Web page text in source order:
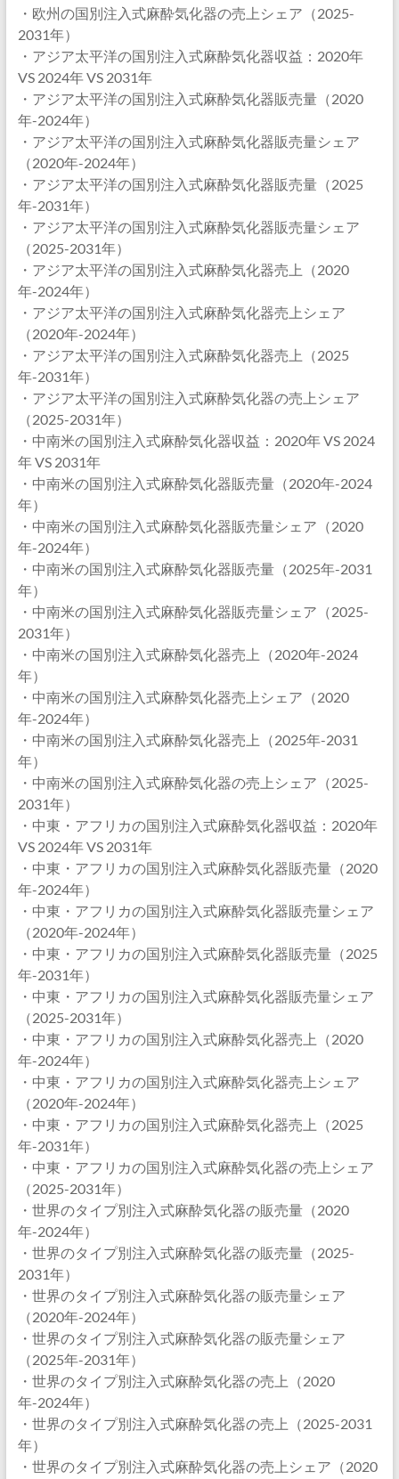
・欧州の国別注入式麻酔気化器の売上シェア（2025-
2031年）
・アジア太平洋の国別注入式麻酔気化器収益：2020年
VS 2024年 VS 2031年
・アジア太平洋の国別注入式麻酔気化器販売量（2020
年-2024年）
・アジア太平洋の国別注入式麻酔気化器販売量シェア
（2020年-2024年）
・アジア太平洋の国別注入式麻酔気化器販売量（2025
年-2031年）
・アジア太平洋の国別注入式麻酔気化器販売量シェア
（2025-2031年）
・アジア太平洋の国別注入式麻酔気化器売上（2020
年-2024年）
・アジア太平洋の国別注入式麻酔気化器売上シェア
（2020年-2024年）
・アジア太平洋の国別注入式麻酔気化器売上（2025
年-2031年）
・アジア太平洋の国別注入式麻酔気化器の売上シェア
（2025-2031年）
・中南米の国別注入式麻酔気化器収益：2020年 VS 2024
年 VS 2031年
・中南米の国別注入式麻酔気化器販売量（2020年-2024
年）
・中南米の国別注入式麻酔気化器販売量シェア（2020
年-2024年）
・中南米の国別注入式麻酔気化器販売量（2025年-2031
年）
・中南米の国別注入式麻酔気化器販売量シェア（2025-
2031年）
・中南米の国別注入式麻酔気化器売上（2020年-2024
年）
・中南米の国別注入式麻酔気化器売上シェア（2020
年-2024年）
・中南米の国別注入式麻酔気化器売上（2025年-2031
年）
・中南米の国別注入式麻酔気化器の売上シェア（2025-
2031年）
・中東・アフリカの国別注入式麻酔気化器収益：2020年
VS 2024年 VS 2031年
・中東・アフリカの国別注入式麻酔気化器販売量（2020
年-2024年）
・中東・アフリカの国別注入式麻酔気化器販売量シェア
（2020年-2024年）
・中東・アフリカの国別注入式麻酔気化器販売量（2025
年-2031年）
・中東・アフリカの国別注入式麻酔気化器販売量シェア
（2025-2031年）
・中東・アフリカの国別注入式麻酔気化器売上（2020
年-2024年）
・中東・アフリカの国別注入式麻酔気化器売上シェア
（2020年-2024年）
・中東・アフリカの国別注入式麻酔気化器売上（2025
年-2031年）
・中東・アフリカの国別注入式麻酔気化器の売上シェア
（2025-2031年）
・世界のタイプ別注入式麻酔気化器の販売量（2020
年-2024年）
・世界のタイプ別注入式麻酔気化器の販売量（2025-
2031年）
・世界のタイプ別注入式麻酔気化器の販売量シェア
（2020年-2024年）
・世界のタイプ別注入式麻酔気化器の販売量シェア
（2025年-2031年）
・世界のタイプ別注入式麻酔気化器の売上（2020
年-2024年）
・世界のタイプ別注入式麻酔気化器の売上（2025-2031
年）
・世界のタイプ別注入式麻酔気化器の売上シェア（2020